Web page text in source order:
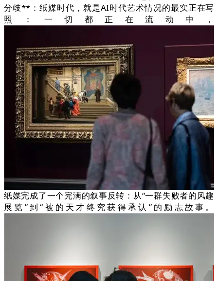
分歧**：纸媒时代，就是AI时代艺术情况的最实正在写
照：一切都正在流动中，
纸媒完成了一个完满的叙事反转：从“一群失败者的风趣
展览”到“被的天才终究获得承认”的励志故事。